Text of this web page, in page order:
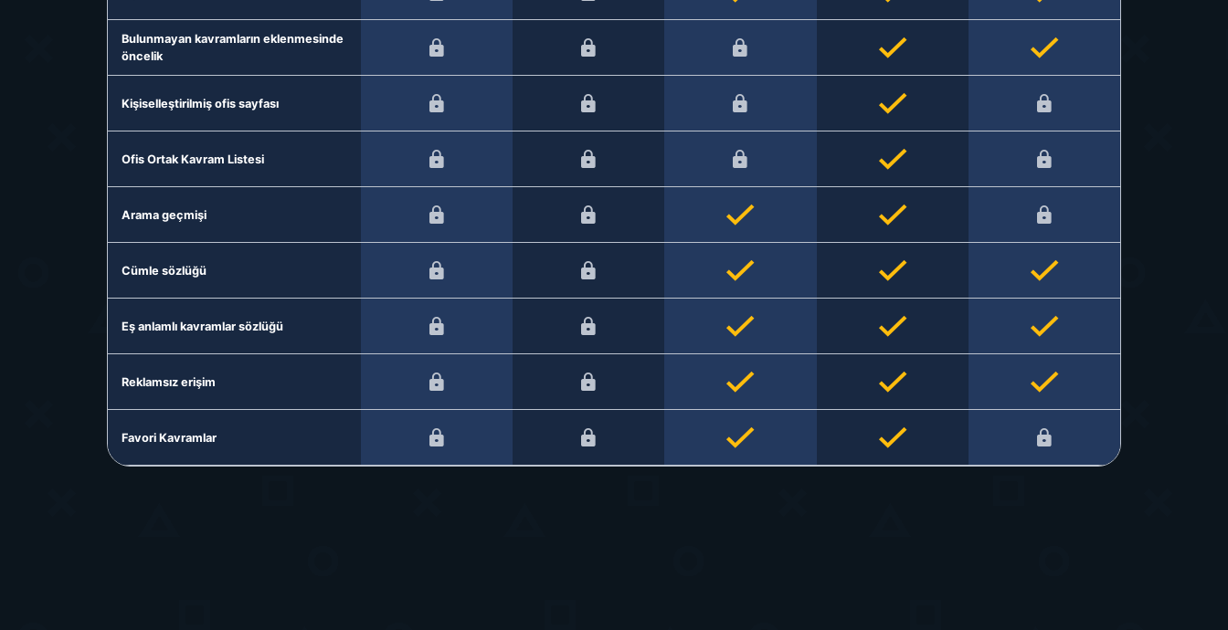
Bulunmayan kavramların eklenmesinde
öncelik
Kişiselleştirilmiş ofis sayfası
Ofis Ortak Kavram Listesi
Arama geçmişi
Cümle sözlüğü
Eş anlamlı kavramlar sözlüğü
Reklamsız erişim
Favori Kavramlar